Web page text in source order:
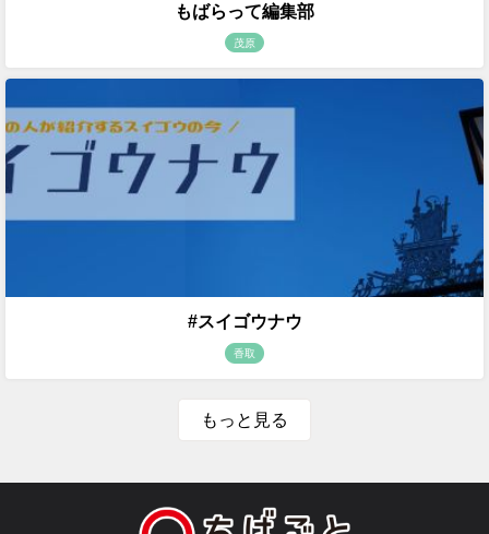
もばらって編集部
茂原
#スイゴウナウ
香取
もっと見る